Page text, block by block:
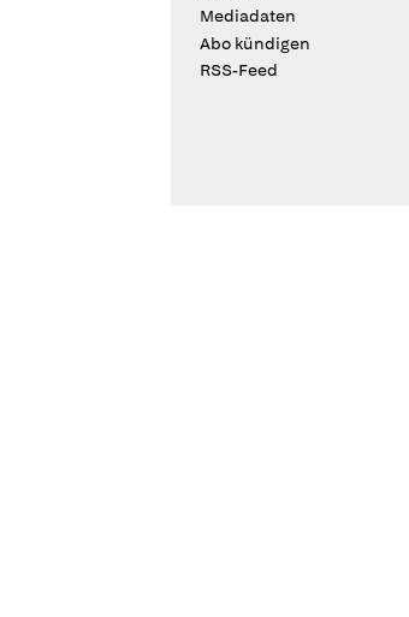
Mediadaten
Abo kündigen
RSS-Feed